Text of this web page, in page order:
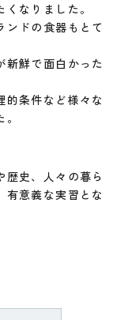
なりました。
ンドの食器もとて
新鮮で面白かった
的条件など様々な
史、人々の暮ら
有意義な実習とな